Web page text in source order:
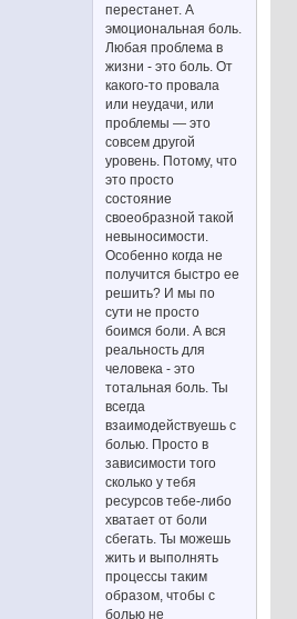
перестанет. А
эмоциональная боль.
Любая проблема в
жизни - это боль. От
какого-то провала
или неудачи, или
проблемы — это
совсем другой
уровень. Потому, что
это просто
состояние
своеобразной такой
невыносимости.
Особенно когда не
получится быстро ее
решить? И мы по
сути не просто
боимся боли. А вся
реальность для
человека - это
тотальная боль. Ты
всегда
взаимодействуешь с
болью. Просто в
зависимости того
сколько у тебя
ресурсов тебе-либо
хватает от боли
сбегать. Ты можешь
жить и выполнять
процессы таким
образом, чтобы с
болью не